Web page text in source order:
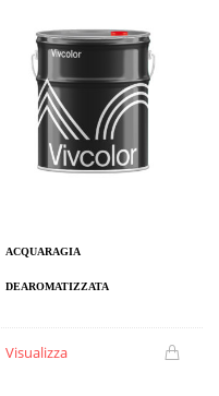
ACQUARAGIA
DEAROMATIZZATA
Visualizza